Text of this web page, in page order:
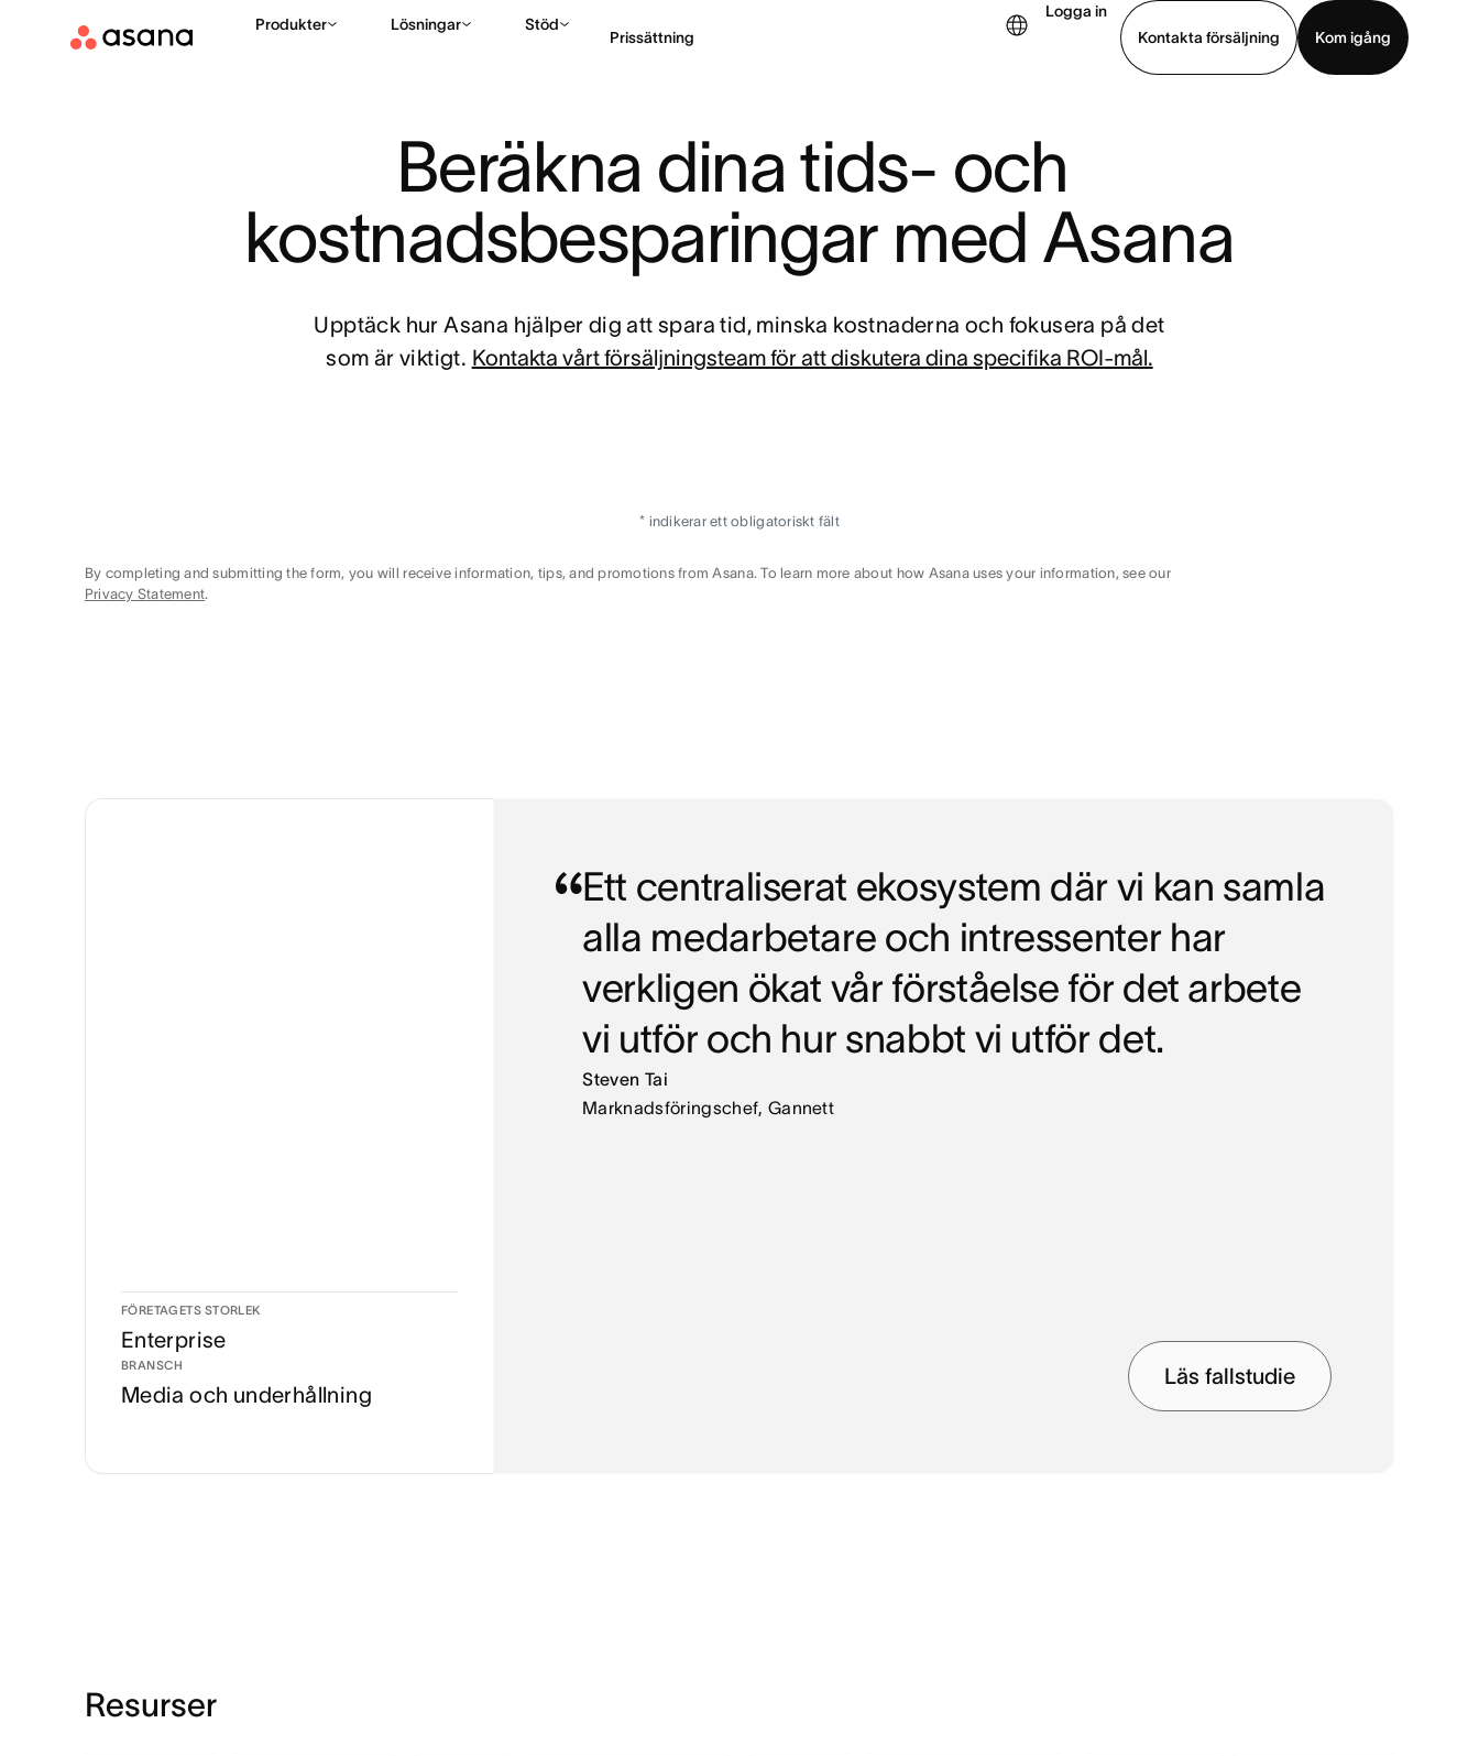
Produkter Lösningar Stöd
Prissättning
Logga in
Kontakta försäljning
Kom igång
Beräkna dina tids- och
kostnadsbesparingar med Asana
Upptäck hur Asana hjälper dig att spara tid, minska kostnaderna och fokusera på det
som är viktigt. Kontakta vårt försäljningsteam för att diskutera dina specifika ROI-mål.
* indikerar ett obligatoriskt fält
By completing and submitting the form, you will receive information, tips, and promotions from Asana. To learn more about how Asana uses your information, see our
Privacy Statement.
FÖRETAGETS STORLEK
Enterprise
BRANSCH
Media och underhållning
Ett centraliserat ekosystem där vi kan samla
alla medarbetare och intressenter har
verkligen ökat vår förståelse för det arbete
vi utför och hur snabbt vi utför det.
Steven Tai
Marknadsföringschef, Gannett
Läs fallstudie
Resurser